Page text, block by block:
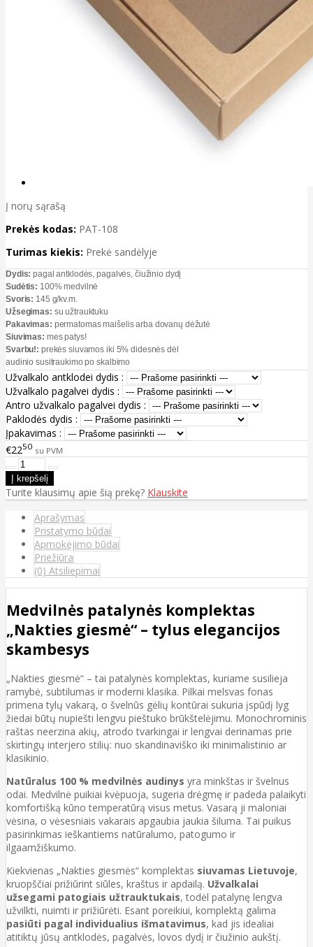
Į norų sąrašą
Prekės kodas: PAT-108
Turimas kiekis: Prekė sandėlyje
Dydis:pagal antklodės, pagalvės, čiužinio dydį
Sudėtis: 100% medvilnė
Svoris: 145 g/kv.m.
Užsegimas: su užtrauktuku
Pakavimas: permatomas maišelis arba dovanų dėžutė
Siuvimas: mes patys!
Svarbu!: prekės siuvamos iki 5% didesnės dėl
audinio susitraukimo po skalbimo
Užvalkalo antklodei dydis :
Užvalkalo pagalvei dydis :
Antro užvalkalo pagalvei dydis :
Paklodės dydis :
Įpakavimas :
€2250 su PVM
Turite klausimų apie šią prekę? Klauskite
Aprašymas
Pristatymo būdai
Apmokėjimo būdai
Priežiūra
(0) Atsiliepimai
Medvilnės patalynės komplektas
„Nakties giesmė“ – tylus elegancijos
skambesys
„Nakties giesmė“ – tai patalynės komplektas, kuriame susilieja
ramybė, subtilumas ir moderni klasika. Pilkai melsvas fonas
primena tylų vakarą, o švelnūs gėlių kontūrai sukuria įspūdį lyg
žiedai būtų nupiešti lengvu pieštuko brūkštelėjimu. Monochrominis
raštas neerzina akių, atrodo tvarkingai ir lengvai derinamas prie
skirtingų interjero stilių: nuo skandinaviško iki minimalistinio ar
klasikinio.
Natūralus 100 % medvilnės audinys yra minkštas ir švelnus
odai. Medvilnė puikiai kvėpuoja, sugeria drėgmę ir padeda palaikyti
komfortišką kūno temperatūrą visus metus. Vasarą ji maloniai
vėsina, o vėsesniais vakarais apgaubia jaukia šiluma. Tai puikus
pasirinkimas ieškantiems natūralumo, patogumo ir
ilgaamžiškumo.
Kiekvienas „Nakties giesmės“ komplektas siuvamas Lietuvoje,
kruopščiai prižiūrint siūles, kraštus ir apdailą. Užvalkalai
užsegami patogiais užtrauktukais, todėl patalynę lengva
užvilkti, nuimti ir prižiūrėti. Esant poreikiui, komplektą galima
pasiūti pagal individualius išmatavimus, kad jis idealiai
atitiktų jūsų antklodės, pagalvės, lovos dydį ir čiužinio aukštį.